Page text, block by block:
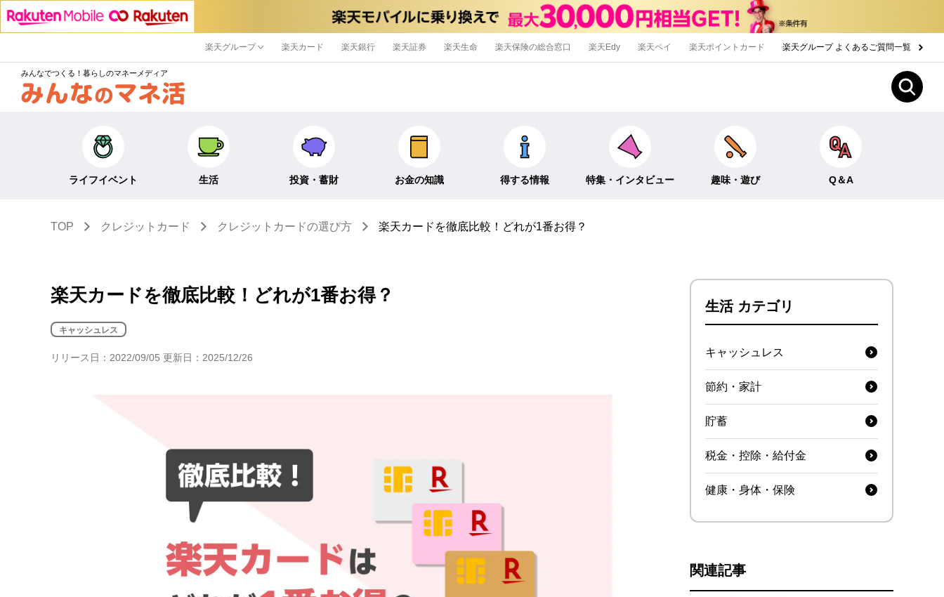
楽天グループ 楽天カード 楽天銀行 楽天証券 楽天生命 楽天保険の総合窓口 楽天Edy 楽天ペイ 楽天ポイントカード 楽天グループ よくあるご質問一覧
みんなでつくる！暮らしのマネーメディア
ライフイベント
キャリア・働き方
生活・住まい
年金・老後・相続
生活
キャッシュレス
貯蓄
税金・控除・給付金
投資・蓄財
株式・投資信託
iDeCo・そのほか投資
お金の知識
経済キーワード
得する情報
ポイ活・節約術
特集・インタビュー
特集
趣味・遊び
みんなのホンネ
Q＆A
投資・貯蓄
お金の知識
TOP クレジットカード クレジットカードの選び方 楽天カードを徹底比較！どれが1番お得？
楽天カードを徹底比較！どれが1番お得？
キャッシュレス
リリース日：2022/09/05 更新日：2025/12/26
生活 カテゴリ
キャッシュレス
節約・家計
貯蓄
税金・控除・給付金
健康・身体・保険
関連記事